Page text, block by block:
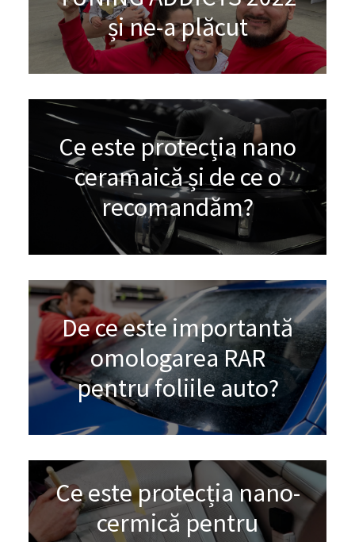
și ne-a plăcut
Ce este protecția nano
ceramaică și de ce o
recomandăm?
De ce este importantă
omologarea RAR
pentru foliile auto?
Ce este protecția nano-
cermică pentru